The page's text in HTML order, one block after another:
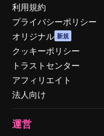
利用規約
プライバシーポリシー
オリジナル 新規
クッキーポリシー
トラストセンター
アフィリエイト
法人向け
運営